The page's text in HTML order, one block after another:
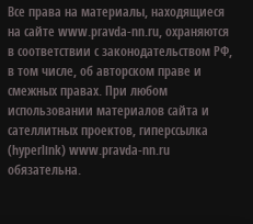
Все права на материалы, находящиеся
на сайте www.pravda-nn.ru, охраняются
в соответствии с законодательством РФ,
в том числе, об авторском праве и
смежных правах. При любом
использовании материалов сайта и
сателлитных проектов, гиперссылка
(hyperlink) www.pravda-nn.ru
обязательна.